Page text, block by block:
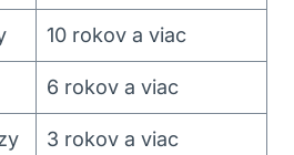
10 rokov a viac
6 rokov a viac
3 rokov a viac